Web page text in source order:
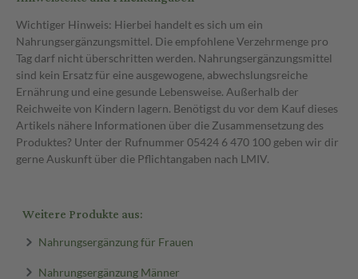
Wichtiger Hinweis: Hierbei handelt es sich um ein
Nahrungsergänzungsmittel. Die empfohlene Verzehrmenge pro
Tag darf nicht überschritten werden. Nahrungsergänzungsmittel
sind kein Ersatz für eine ausgewogene, abwechslungsreiche
Ernährung und eine gesunde Lebensweise. Außerhalb der
Reichweite von Kindern lagern. Benötigst du vor dem Kauf dieses
Artikels nähere Informationen über die Zusammensetzung des
Produktes? Unter der Rufnummer 05424 6 470 100 geben wir dir
gerne Auskunft über die Pflichtangaben nach LMIV.
Weitere Produkte aus:
Nahrungsergänzung für Frauen
Nahrungsergänzung Männer